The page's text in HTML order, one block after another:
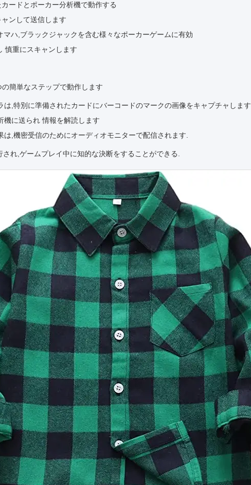
ードとポーカー分析機で動作する
ンして送信します
マハ,ブラックジャックを含む様々なポーカーゲームに有効
慎重にスキャンします
簡単なステップで動作します
は,特別に準備されたカードにバーコードのマークの画像をキャプチャします
機に送られ 情報を解読します
は,機密受信のためにオーディオモニターで配信されます.
れ,ゲームプレイ中に知的な決断をすることができる.